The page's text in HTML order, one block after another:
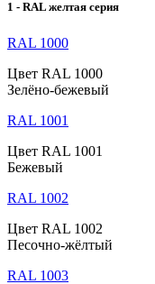
1 - RAL желтая серия
RAL 1000
Цвет RAL 1000
Зелёно-бежевый
RAL 1001
Цвет RAL 1001
Бежевый
RAL 1002
Цвет RAL 1002
Песочно-жёлтый
RAL 1003